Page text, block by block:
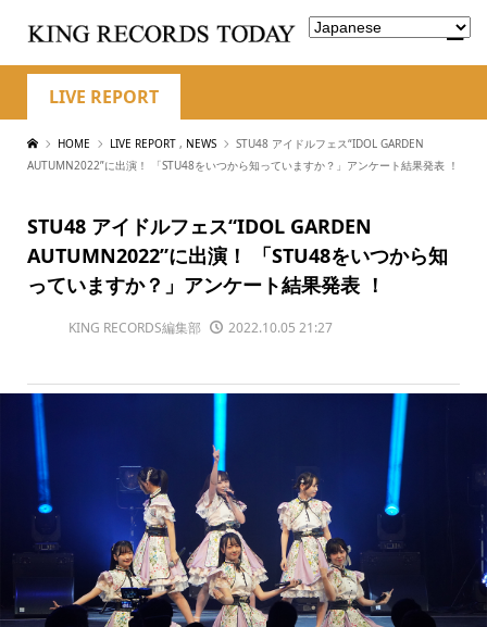
LIVE REPORT
HOME LIVE REPORT , NEWS
STU48 アイドルフェス“IDOL GARDEN
AUTUMN2022”に出演！ 「STU48をいつから知っていますか？」アンケート結果発表 ！
STU48 アイドルフェス“IDOL GARDEN
AUTUMN2022”に出演！ 「STU48をいつから知
っていますか？」アンケート結果発表 ！
KING RECORDS編集部 2022.10.05 21:27